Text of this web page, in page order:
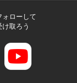
ォローして
取ろう